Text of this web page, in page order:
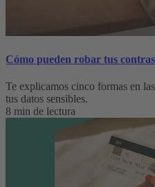
Cómo pueden robar tus
Te explicamos cinco formas en
tus datos sensibles.
8 min de lectura